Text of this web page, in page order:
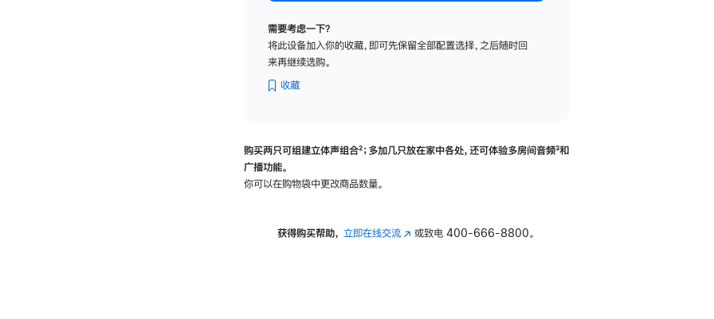
需要考虑一下？
将此设备加入你的收藏，即可先保留全部配置选择，之后随时回
来再继续选购。
收藏
购买两只可组建立体声组合脚
²；多加几只放在家中各处，还可体验多‍房‍间音频脚
³和
广播功能。
你可以在购物袋中更改商品数量。
获得购买帮助， 立即在线交流(在 或致电 400-666-8800。